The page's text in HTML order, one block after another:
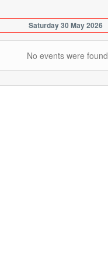
Saturday 30 May 2026
No events were found